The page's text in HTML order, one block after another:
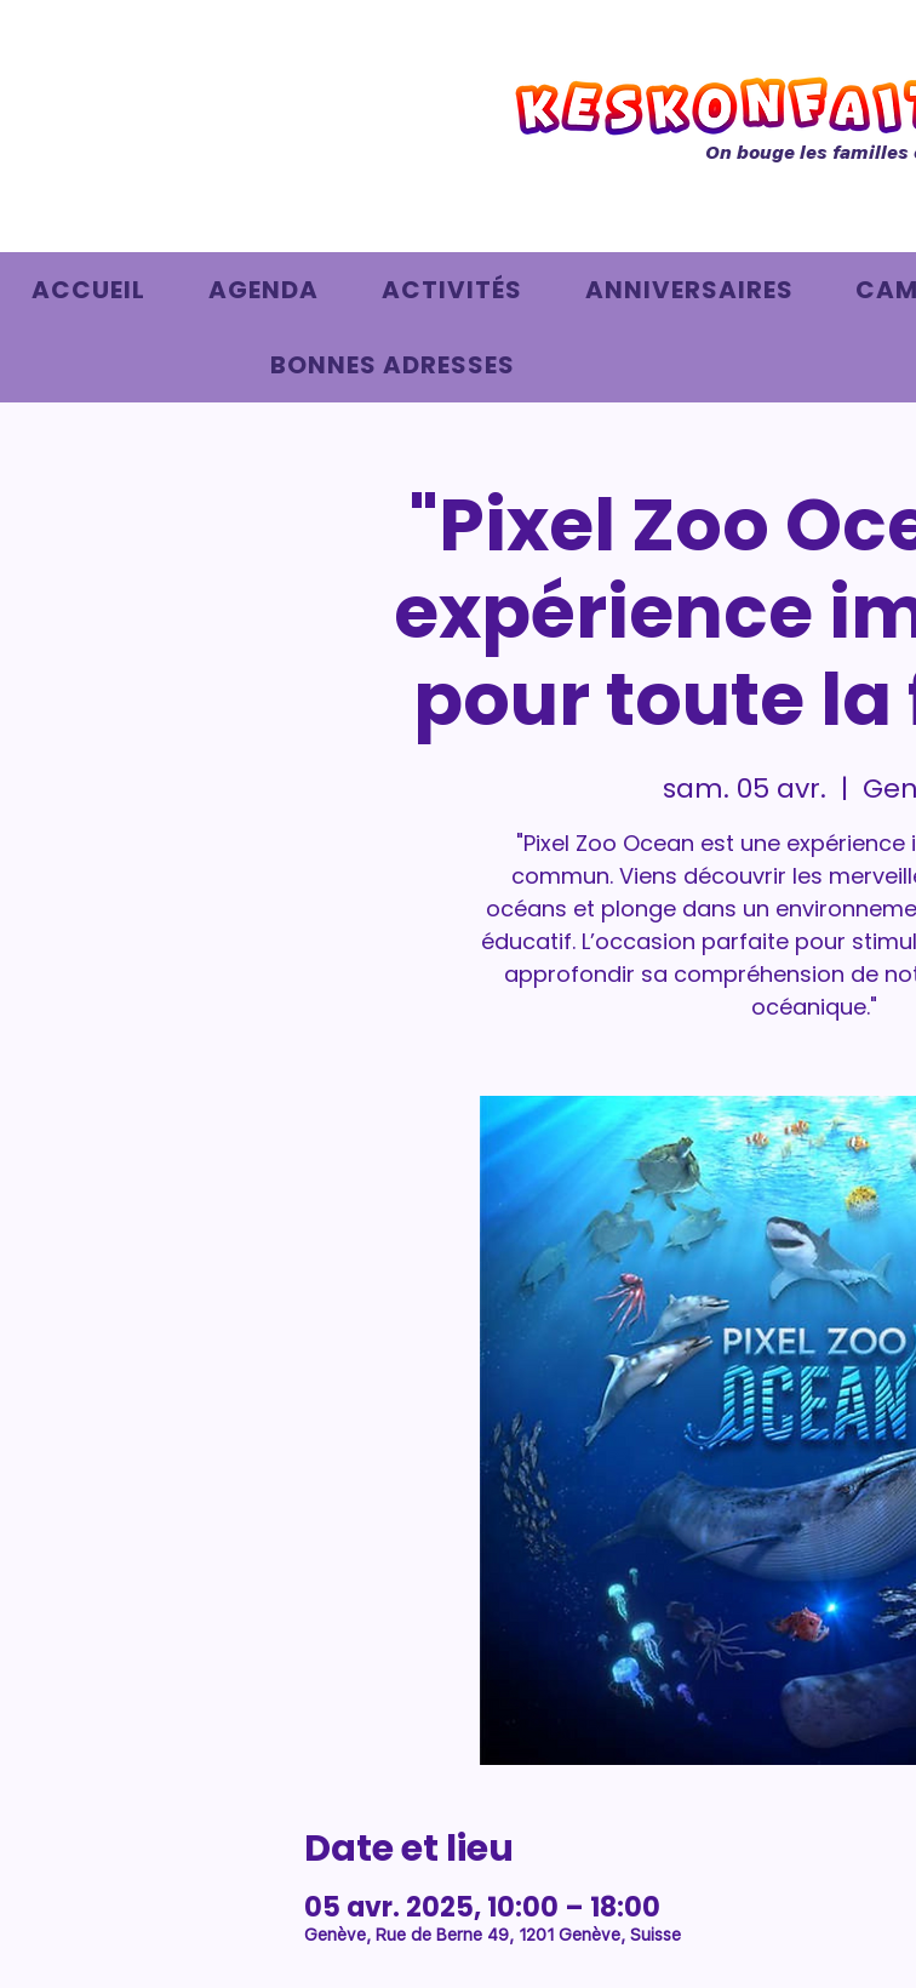
On bouge les familles
ACCUEIL AGENDA ACTIVITÉS ANNIVERSAIRES
BONNES ADRESSES
"Pixel Zoo
expérience
pour toute
sam. 05 avr.
  |
"Pixel Zoo Ocean est une
commun. Viens découvrir les
océans et plonge dans un
éducatif. L’occasion parfaite pour
approfondir sa compréhension de
Date et lieu
05 avr. 2025, 10:00 – 18:00
Genève, Rue de Berne 49, 1201 Genève, Suisse